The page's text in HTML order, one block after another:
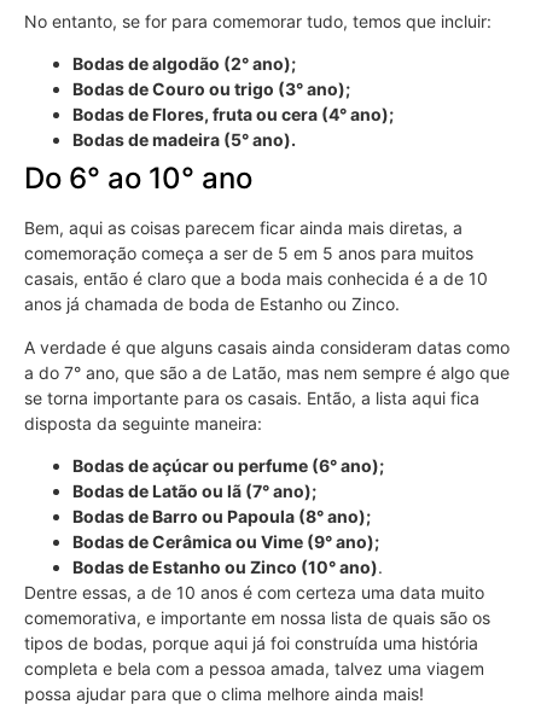
No entanto, se for para comemorar tudo, temos que incluir:
Bodas de algodão (2° ano);
Bodas de Couro ou trigo (3° ano);
Bodas de Flores, fruta ou cera (4° ano);
Bodas de madeira (5° ano).
Do 6° ao 10° ano
Bem, aqui as coisas parecem ficar ainda mais diretas, a
comemoração começa a ser de 5 em 5 anos para muitos
casais, então é claro que a boda mais conhecida é a de 10
anos já chamada de boda de Estanho ou Zinco.
A verdade é que alguns casais ainda consideram datas como
a do 7° ano, que são a de Latão, mas nem sempre é algo que
se torna importante para os casais. Então, a lista aqui fica
disposta da seguinte maneira:
Bodas de açúcar ou perfume (6° ano);
Bodas de Latão ou lã (7° ano);
Bodas de Barro ou Papoula (8° ano);
Bodas de Cerâmica ou Vime (9° ano);
Bodas de Estanho ou Zinco (10° ano).
Dentre essas, a de 10 anos é com certeza uma data muito
comemorativa, e importante em nossa lista de quais são os
tipos de bodas, porque aqui já foi construída uma história
completa e bela com a pessoa amada, talvez uma viagem
possa ajudar para que o clima melhore ainda mais!